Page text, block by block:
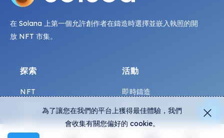
在 Solana 上第一個允許創作者在鑄造時選擇並嵌入執照的開
放 NFT 市集。
探索
NFT
展覽
活動
即時鑄造
活動
圖表
為了讓您在我們的平台上獲得最佳體驗，我們
會收集有關您偏好的 cookie。